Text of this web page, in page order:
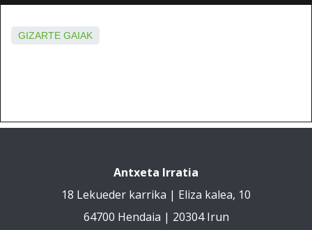
GIZARTE GAIAK
Antxeta Irratia
18 Lekueder karrika | Eliza kalea, 10
64700 Hendaia | 20304 Irun